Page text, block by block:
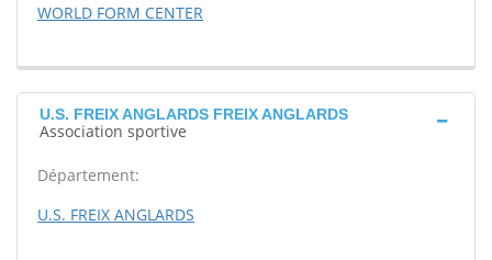
WORLD FORM CENTER
U.S. FREIX ANGLARDS FREIX ANGLARDS
Association sportive
Département:
U.S. FREIX ANGLARDS